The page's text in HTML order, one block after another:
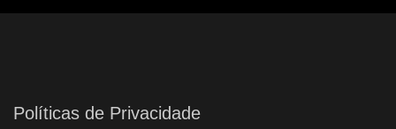
Políticas de Privacidade